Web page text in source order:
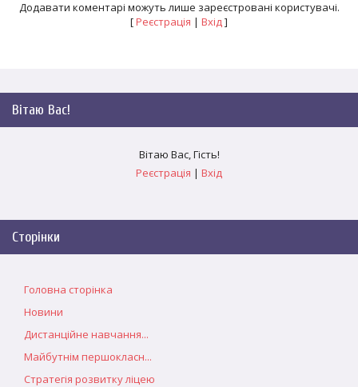
Додавати коментарі можуть лише зареєстровані користувачі.
[Реєстрація | Вхід]
Вітаю Вас!
Вітаю Вас,Гість!
Реєстрація | Вхід
Сторінки
Головна сторінка
Новини
Дистанційне навчання...
Майбутнім першокласн...
Стратегія розвитку ліцею